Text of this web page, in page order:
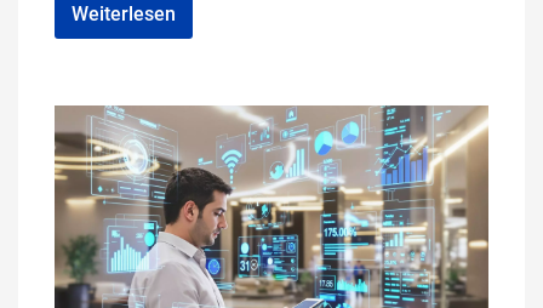
Weiterlesen